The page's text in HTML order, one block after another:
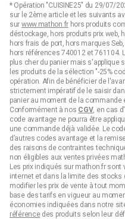
* Opération "CUISINE25" du 29/07/
sur le 2ème article et les suivants
sur www.mathon.frhors produits
déstockage, hors produits prix web,
hors frais de port, hors marques
hors références 740012 et 761104.
plus cher du panier mais s'applique
les produits de la sélection "-25%
opération. Afin de bénéficier de
strictement impératif de le saisir
panier au moment de la commande
Conformément à nos CGV, en cas
code avantage ne pourra être
une commande déjà validée. Le
d’autres codes avantage et la
des raisons de contraintes
non éligibles aux ventes privées
Les prix indiqués sur mathon.fr
internet et dans la limite des stocks
modifier les prix de vente à tout
base des tarifs en vigueur au
économies indiquées dans notre
référencedes produits selon leur